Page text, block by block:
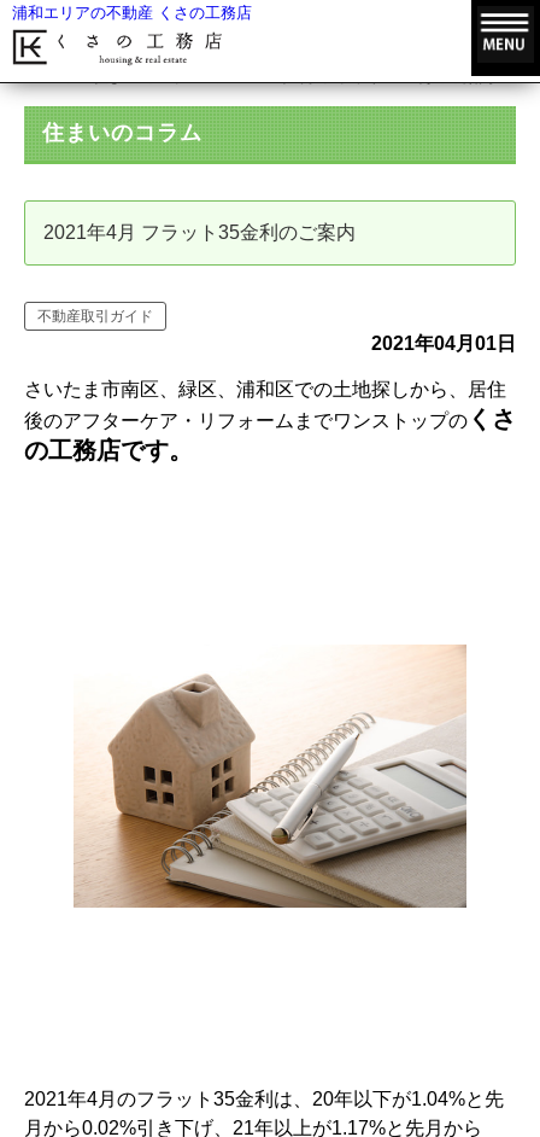
浦和エリアの不動産 くさの工務店
2021年4月 フラット35金利のご案内
住まいのコラム
2021年4月 フラット35金利のご案内
不動産取引ガイド
2021年04月01日
さいたま市南区、緑区、浦和区での土地探しから、居住
後のアフターケア・リフォームまでワンストップの くさ
の工務店です。
2021年4月のフラット35金利は、20年以下が1.04%と先
月から0.02%引き下げ、21年以上が1.17%と先月から